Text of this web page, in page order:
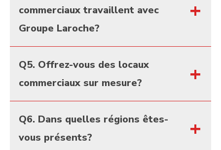
actuellement un taux d’occupation de 98 %.
commerciaux travaillent avec
Groupe Laroche?
Nous comptons 53 partenaires établis ou
annoncés répartis sur 10 sites commerciaux.
Q5. Offrez-vous des locaux
commerciaux sur mesure?
Oui. Selon les besoins, certains espaces peuvent
être adaptés, fusionnés ou développés sur
Q6. Dans quelles régions êtes-
vous présents?